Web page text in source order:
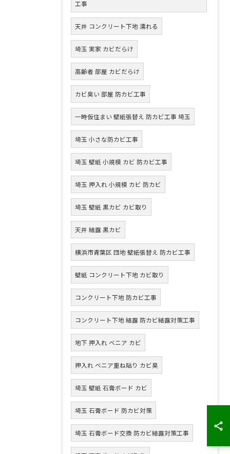
工事
天井 コンクリート下地 濡れる
埼玉 実家 カビだらけ
高齢者 部屋 カビだらけ
カビ臭い 部屋 防カビ工事
一時仮住まい 壁紙張替え 防カビ工事 埼玉
埼玉 小さな防カビ工事
埼玉 壁紙 小規模 カビ 防カビ工事
埼玉 押入れ 小規模 カビ 防カビ
埼玉 壁紙 黒カビ カビ取り
天井 結露 黒カビ
横浜市青葉区 団地 壁紙張替え 防カビ工事
壁紙 コンクリート下地 カビ取り
コンクリート下地 防カビ工事
コンクリート下地 結露 防カビ結露対策工事
地下 押入れ ベニア カビ
押入れ ベニア重ね貼り カビ臭
埼玉 壁紙 石膏ボード カビ
埼玉 石膏ボード 防カビ対策
埼玉 石膏ボード交換 防カビ結露対策工事